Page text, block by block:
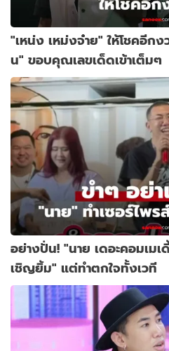
"เหน่ง เหม่งจ๋าย" ให้โชคอีก
น" ขอบคุณเลขเด็ดเข้าเต็มๆ
อย่างปั่น! "นาย เดอะคอมเม
เชิญยิ้ม" แต่ทำตกใจทั้งเวที